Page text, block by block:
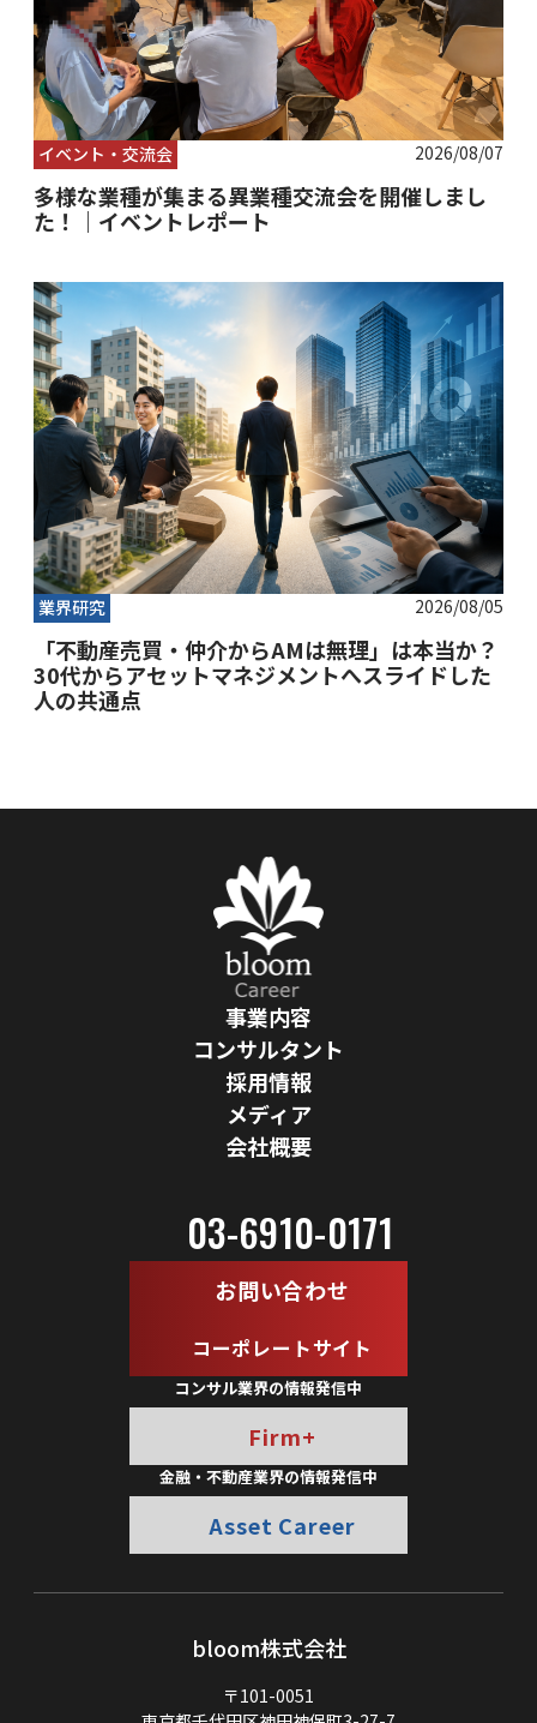
イベント・交流会 2026/08/07
多様な業種が集まる異業種交流会を開催しまし
た！｜イベントレポート
業界研究 2026/08/05
「不動産売買・仲介からAMは無理」は本当か？
30代からアセットマネジメントへスライドした
人の共通点
事業内容
コンサルタント
採用情報
メディア
会社概要
bloom株式会社
〒101-0051
03-6910-0171
お問い合わせ
コーポレートサイト
コンサル業界の情報発信中
Firm+
金融・不動産業界の情報発信中
Asset Career